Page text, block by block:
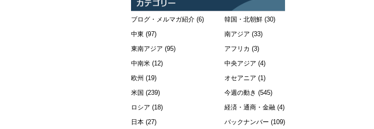
ブログ・メルマガ紹介 (6)
中東 (97)
東南アジア (95)
中南米 (12)
欧州 (19)
米国 (239)
ロシア (18)
日本 (27)
韓国・北朝鮮(30)
南アジア (33)
アフリカ (3)
中央アジア (4)
オセアニア (1)
今週の動き (545)
経済・通商・金融 (4)
バックナンバー (109)